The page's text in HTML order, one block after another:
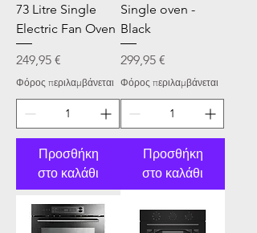
73 Litre Single
Electric Fan Oven
Τιμή
249,95 €
Φόρος περιλαμβάνεται
Προσθήκη
στο καλάθι
Single oven -
Black
Τιμή
299,95 €
Φόρος περιλαμβάνεται
Προσθήκη
στο καλάθι